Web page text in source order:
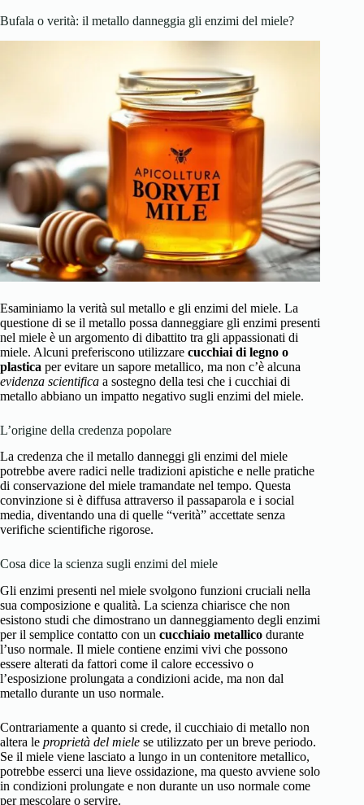
Bufala o verità: il metallo danneggia gli enzimi del miele?
Esaminiamo la verità sul metallo e gli enzimi del miele. La
questione di se il metallo possa danneggiare gli enzimi presenti
nel miele è un argomento di dibattito tra gli appassionati di
miele. Alcuni preferiscono utilizzare cucchiai di legno o
plastica per evitare un sapore metallico, ma non c’è alcuna
evidenza scientifica a sostegno della tesi che i cucchiai di
metallo abbiano un impatto negativo sugli enzimi del miele.
L’origine della credenza popolare
La credenza che il metallo danneggi gli enzimi del miele
potrebbe avere radici nelle tradizioni apistiche e nelle pratiche
di conservazione del miele tramandate nel tempo. Questa
convinzione si è diffusa attraverso il passaparola e i social
media, diventando una di quelle “verità” accettate senza
verifiche scientifiche rigorose.
Cosa dice la scienza sugli enzimi del miele
Gli enzimi presenti nel miele svolgono funzioni cruciali nella
sua composizione e qualità. La scienza chiarisce che non
esistono studi che dimostrano un danneggiamento degli enzimi
per il semplice contatto con un cucchiaio metallico durante
l’uso normale. Il miele contiene enzimi vivi che possono
essere alterati da fattori come il calore eccessivo o
l’esposizione prolungata a condizioni acide, ma non dal
metallo durante un uso normale.
Contrariamente a quanto si crede, il cucchiaio di metallo non
altera le proprietà del miele se utilizzato per un breve periodo.
Se il miele viene lasciato a lungo in un contenitore metallico,
potrebbe esserci una lieve ossidazione, ma questo avviene solo
in condizioni prolungate e non durante un uso normale come
per mescolare o servire.